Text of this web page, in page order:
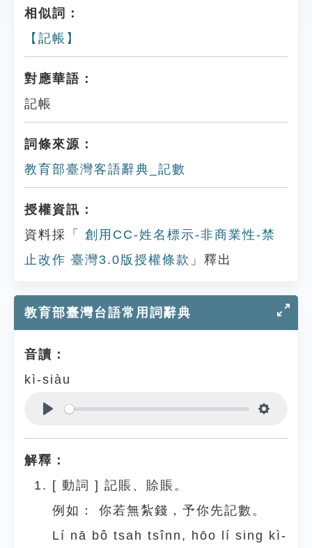
相似詞：
【記帳】
對應華語：
記帳
詞條來源：
教育部臺灣客語辭典_記數
授權資訊：
資料採「
創用CC-姓名標示-非商業性-禁
止改作 臺灣3.0版授權條款 」釋出
教育部臺灣台語常用詞辭典
音讀：
kì-siàu
解釋：
[ 動詞 ] 記賬、賒賬。
例如：
你若無紮錢，予你先記數。
Lí nā bô tsah tsînn, hōo lí sing kì-